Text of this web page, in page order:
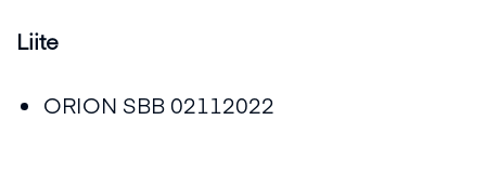
Liite
ORION SBB 02112022